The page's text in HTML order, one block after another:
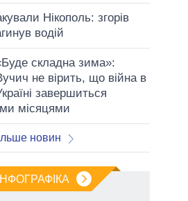
Нікополь: згорів
водій
складна зима»:
не вірить, що війна в
завершиться
місяцями
новин
ІНФОГРАФІКА